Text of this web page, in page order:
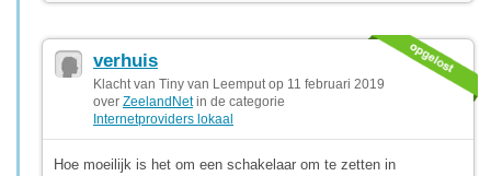
verhuis
Klacht van Tiny van Leemput op 11 februari 2019
over ZeelandNetin de categorie
Internetproviders lokaal
Hoe moeilijk is het om een schakelaar om te zetten in